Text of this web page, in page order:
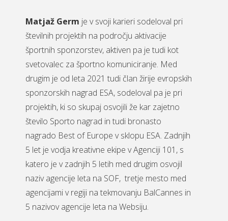
Matjaž Germ je v svoji karieri sodeloval pri
številnih projektih na področju aktivacije
športnih sponzorstev, aktiven pa je tudi kot
svetovalec za športno komuniciranje. Med
drugim je od leta 2021 tudi član žirije evropskih
sponzorskih nagrad ESA, sodeloval pa je pri
projektih, ki so skupaj osvojili že kar zajetno
število Sporto nagrad in tudi bronasto
nagrado Best of Europe v sklopu ESA. Zadnjih
5 let je vodja kreativne ekipe v Agenciji 101, s
katero je v zadnjih 5 letih med drugim osvojil
naziv agencije leta na SOF, tretje mesto med
agencijami v regiji na tekmovanju BalCannes in
5 nazivov agencije leta na Websiju.